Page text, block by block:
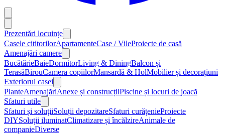
Prezentări locuințe
Casele cititorilorApartamenteCase / VileProiecte de casă
Amenajări camere
BucătărieBaieDormitorLiving & DiningBalcon și
TerasăBirouCamera copiilorMansardă & HolMobilier și decorațiuni
Exteriorul casei
PlanteAmenajăriAnexe și construcțiiPiscine și locuri de joacă
Sfaturi utile
Sfaturi și soluțiiSoluții depozitareSfaturi curățenieProiecte
DIYSoluții iluminatClimatizare și încălzireAnimale de
companieDiverse